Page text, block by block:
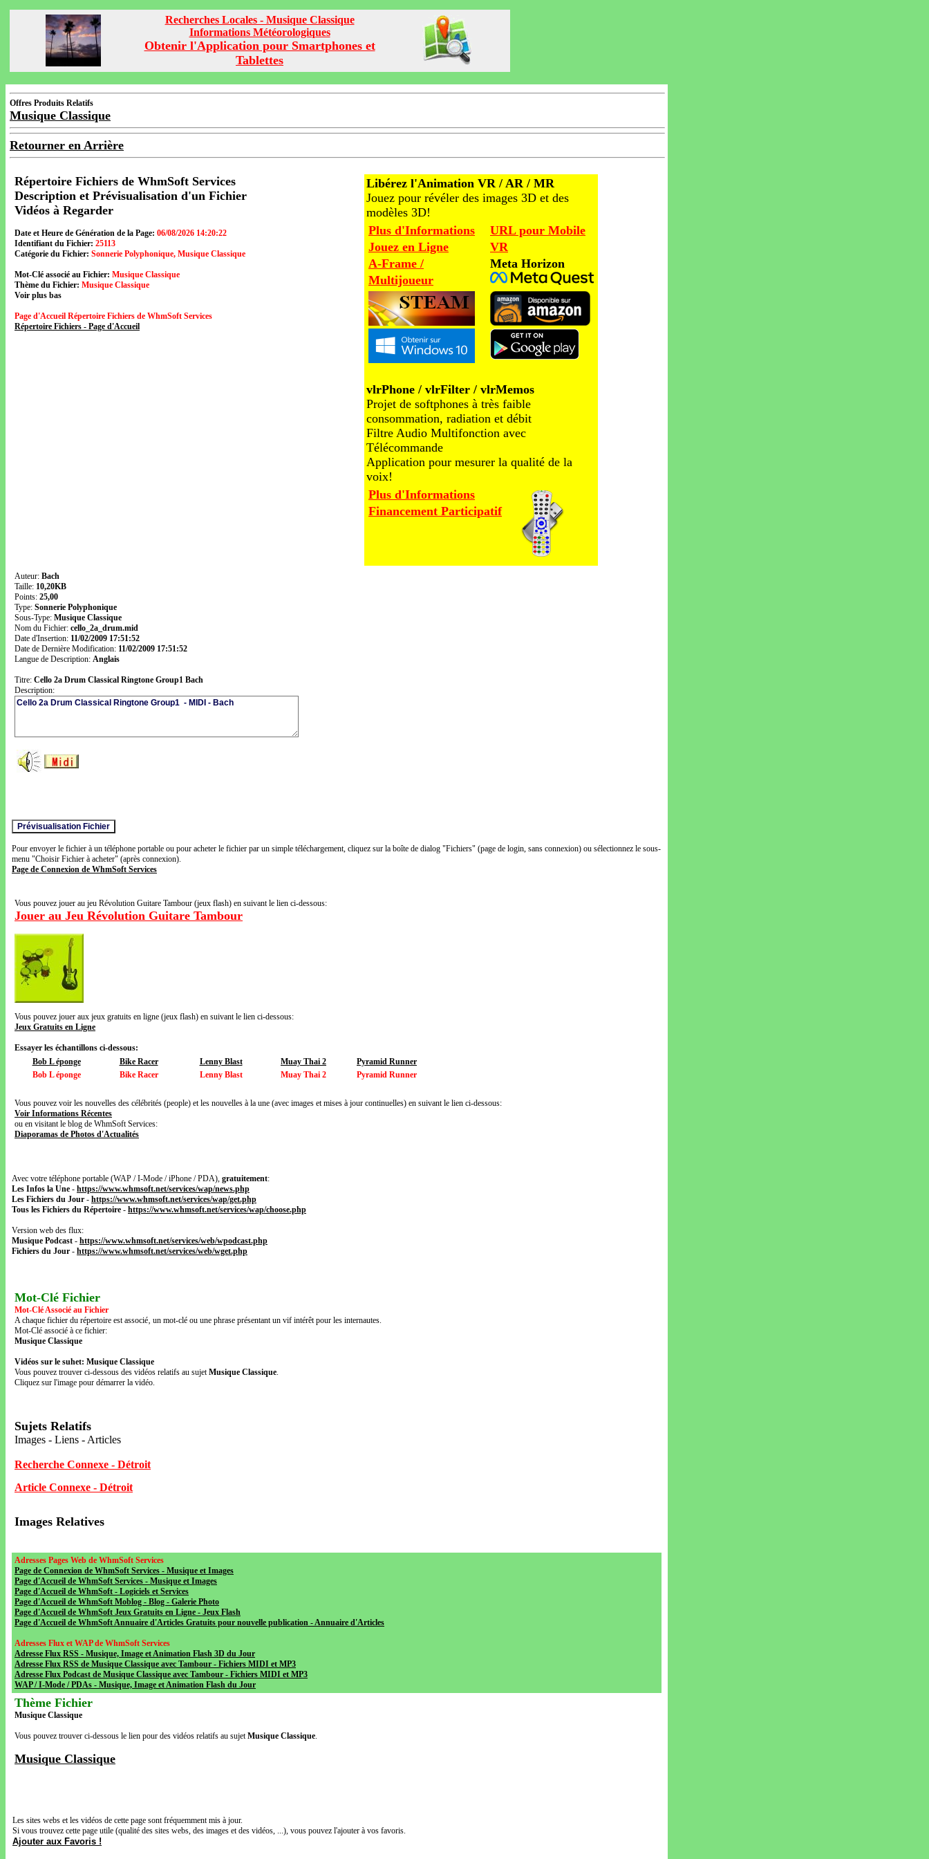
Recherches Locales - Musique Classique
Informations Météorologiques
Obtenir l'Application pour Smartphones et
Tablettes
Offres Produits Relatifs
Musique Classique
Retourner en Arrière
Répertoire Fichiers de WhmSoft Services
Description et Prévisualisation d'un Fichier
Vidéos à Regarder
Date et Heure de Génération de la Page: 06/08/2026 14:20:22
Identifiant du Fichier: 25113
Catégorie du Fichier: Sonnerie Polyphonique, Musique Classique
Mot-Clé associé au Fichier: Musique Classique
Thème du Fichier: Musique Classique
Voir plus bas
Page d'Accueil Répertoire Fichiers de WhmSoft Services
Répertoire Fichiers - Page d'Accueil
Libérez l'Animation VR / AR / MR
Jouez pour révéler des images 3D et des
modèles 3D!
Plus d'Informations
Jouez en Ligne
A-Frame /
Multijoueur
URL pour Mobile
VR
Meta Horizon
vlrPhone / vlrFilter / vlrMemos
Projet de softphones à très faible
consommation, radiation et débit
Filtre Audio Multifonction avec
Télécommande
Application pour mesurer la qualité de la
voix!
Plus d'Informations
Financement Participatif
Auteur: Bach
Taille: 10,20KB
Points: 25,00
Type: Sonnerie Polyphonique
Sous-Type: Musique Classique
Nom du Fichier: cello_2a_drum.mid
Date d'Insertion: 11/02/2009 17:51:52
Date de Dernière Modification: 11/02/2009 17:51:52
Langue de Description: Anglais
Titre: Cello 2a Drum Classical Ringtone Group1 Bach
Description:
Pour envoyer le fichier à un téléphone portable ou pour acheter le fichier par un simple téléchargement, cliquez sur la boîte de dialog "Fichiers" (page de login, sans connexion) ou sélectionnez le sous-
menu "Choisir Fichier à acheter" (après connexion).
Page de Connexion de WhmSoft Services
Vous pouvez jouer au jeu Révolution Guitare Tambour (jeux flash) en suivant le lien ci-dessous:
Jouer au Jeu Révolution Guitare Tambour
Vous pouvez jouer aux jeux gratuits en ligne (jeux flash) en suivant le lien ci-dessous:
Jeux Gratuits en Ligne
Essayer les échantillons ci-dessous:
Bob L éponge
Bike Racer Lenny Blast Muay Thai 2
Pyramid Runner
Bob L éponge
Bike Racer Lenny Blast Muay Thai 2 Pyramid Runner
Vous pouvez voir les nouvelles des célébrités (people) et les nouvelles à la une (avec images et mises à jour continuelles) en suivant le lien ci-dessous:
Voir Informations Récentes
ou en visitant le blog de WhmSoft Services:
Diaporamas de Photos d'Actualités
Avec votre téléphone portable (WAP / I-Mode / iPhone / PDA), gratuitement:
Les Infos la Une - https://www.whmsoft.net/services/wap/news.php
Les Fichiers du Jour - https://www.whmsoft.net/services/wap/get.php
Tous les Fichiers du Répertoire - https://www.whmsoft.net/services/wap/choose.php
Version web des flux:
Musique Podcast - https://www.whmsoft.net/services/web/wpodcast.php
Fichiers du Jour - https://www.whmsoft.net/services/web/wget.php
Mot-Clé Fichier
Mot-Clé Associé au Fichier
A chaque fichier du répertoire est associé‚ un mot-clé ou une phrase présentant un vif intérêt pour les internautes.
Mot-Clé associé à ce fichier:
Musique Classique
Vidéos sur le suhet: Musique Classique
Vous pouvez trouver ci-dessous des vidéos relatifs au sujetMusique Classique.
Cliquez sur l'image pour démarrer la vidéo.
Sujets Relatifs
Images - Liens - Articles
Recherche Connexe - Détroit
Article Connexe - Détroit
Images Relatives
Adresses Pages Web de WhmSoft Services
Page de Connexion de WhmSoft Services - Musique et Images
Page d'Accueil de WhmSoft Services - Musique et Images
Page d'Accueil de WhmSoft - Logiciels et Services
Page d'Accueil de WhmSoft Moblog - Blog - Galerie Photo
Page d'Accueil de WhmSoft Jeux Gratuits en Ligne - Jeux Flash
Page d'Accueil de WhmSoft Annuaire d'Articles Gratuits pour nouvelle publication - Annuaire d'Articles
Adresses Flux et WAP de WhmSoft Services
Adresse Flux RSS - Musique, Image et Animation Flash 3D du Jour
Adresse Flux RSS de Musique Classique avec Tambour - Fichiers MIDI et MP3
Adresse Flux Podcast de Musique Classique avec Tambour - Fichiers MIDI et MP3
WAP / I-Mode / PDAs - Musique, Image et Animation Flash du Jour
Thème Fichier
Musique Classique
Vous pouvez trouver ci-dessous le lien pour des vidéos relatifs au sujetMusique Classique.
Musique Classique
Les sites webs et les vidéos de cette page sont fréquemment mis à jour.
Si vous trouvez cette page utile (qualité des sites webs, des images et des vidéos, ...), vous pouvez l'ajouter à vos favoris.
Ajouter aux Favoris !